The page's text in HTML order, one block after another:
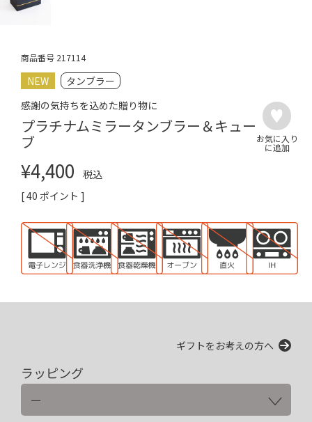
商品番号 217114
NEW
タンブラー
感謝の気持ちを込めた贈り物に
プラチナムミラータンブラー＆キュー
ブ
¥4,400
税込
[40 ポイント ]
ギフトをお考えの方へ
ラッピング